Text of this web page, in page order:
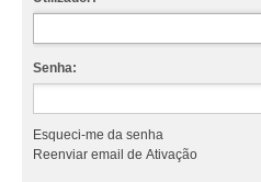
Senha:
Esqueci-me da senha
Reenviar email de Ativação